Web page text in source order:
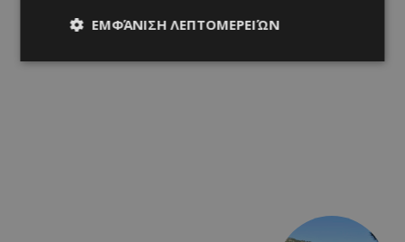
ΕΜΦΆΝΙΣΗ ΛΕΠΤΟΜΕΡΕΙΏΝ